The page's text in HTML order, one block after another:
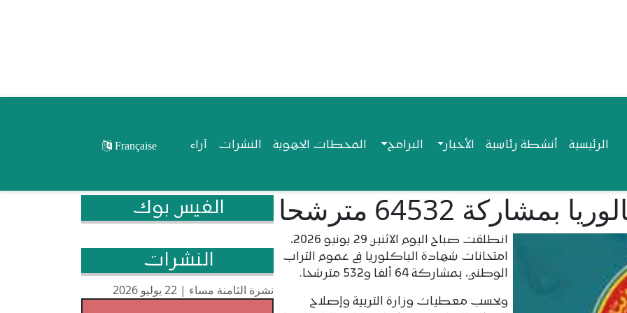
Navigationالرئيسية أنشطة رئاسية الأخبار البرامج المحطات الجهوية النشرات آراء Française
64532 مترشحا
انطلقت صباح اليوم الاثنين 29 يونيو 2026،
امتحانات شهادة الباكلوريا في عموم التراب
الوطني، بمشاركة 64 ألفا و532 مترشحا.
وبحسب معطيات وزارة التربية وإصلاح
الفيس بوك
النشرات
نشرة الثامنة مساء | 22 يوليو 2026